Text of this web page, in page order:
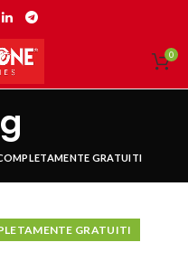
0
GRATUITI
GRATUITI